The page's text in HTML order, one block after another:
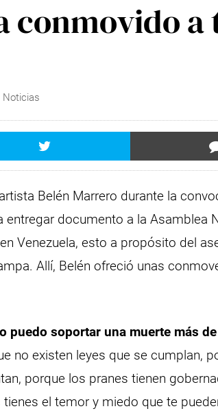
conmovido a
Noticias
Belén Marrero durante la
entregar documento a la Asamblea
Venezuela, esto a propósito del
Allí, Belén ofreció unas
puedo soportar una muerte más
no existen leyes que se cumplan,
porque los pranes tienen
el temor y miedo que te